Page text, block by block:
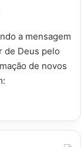
a mensagem
de Deus pelo
de novos